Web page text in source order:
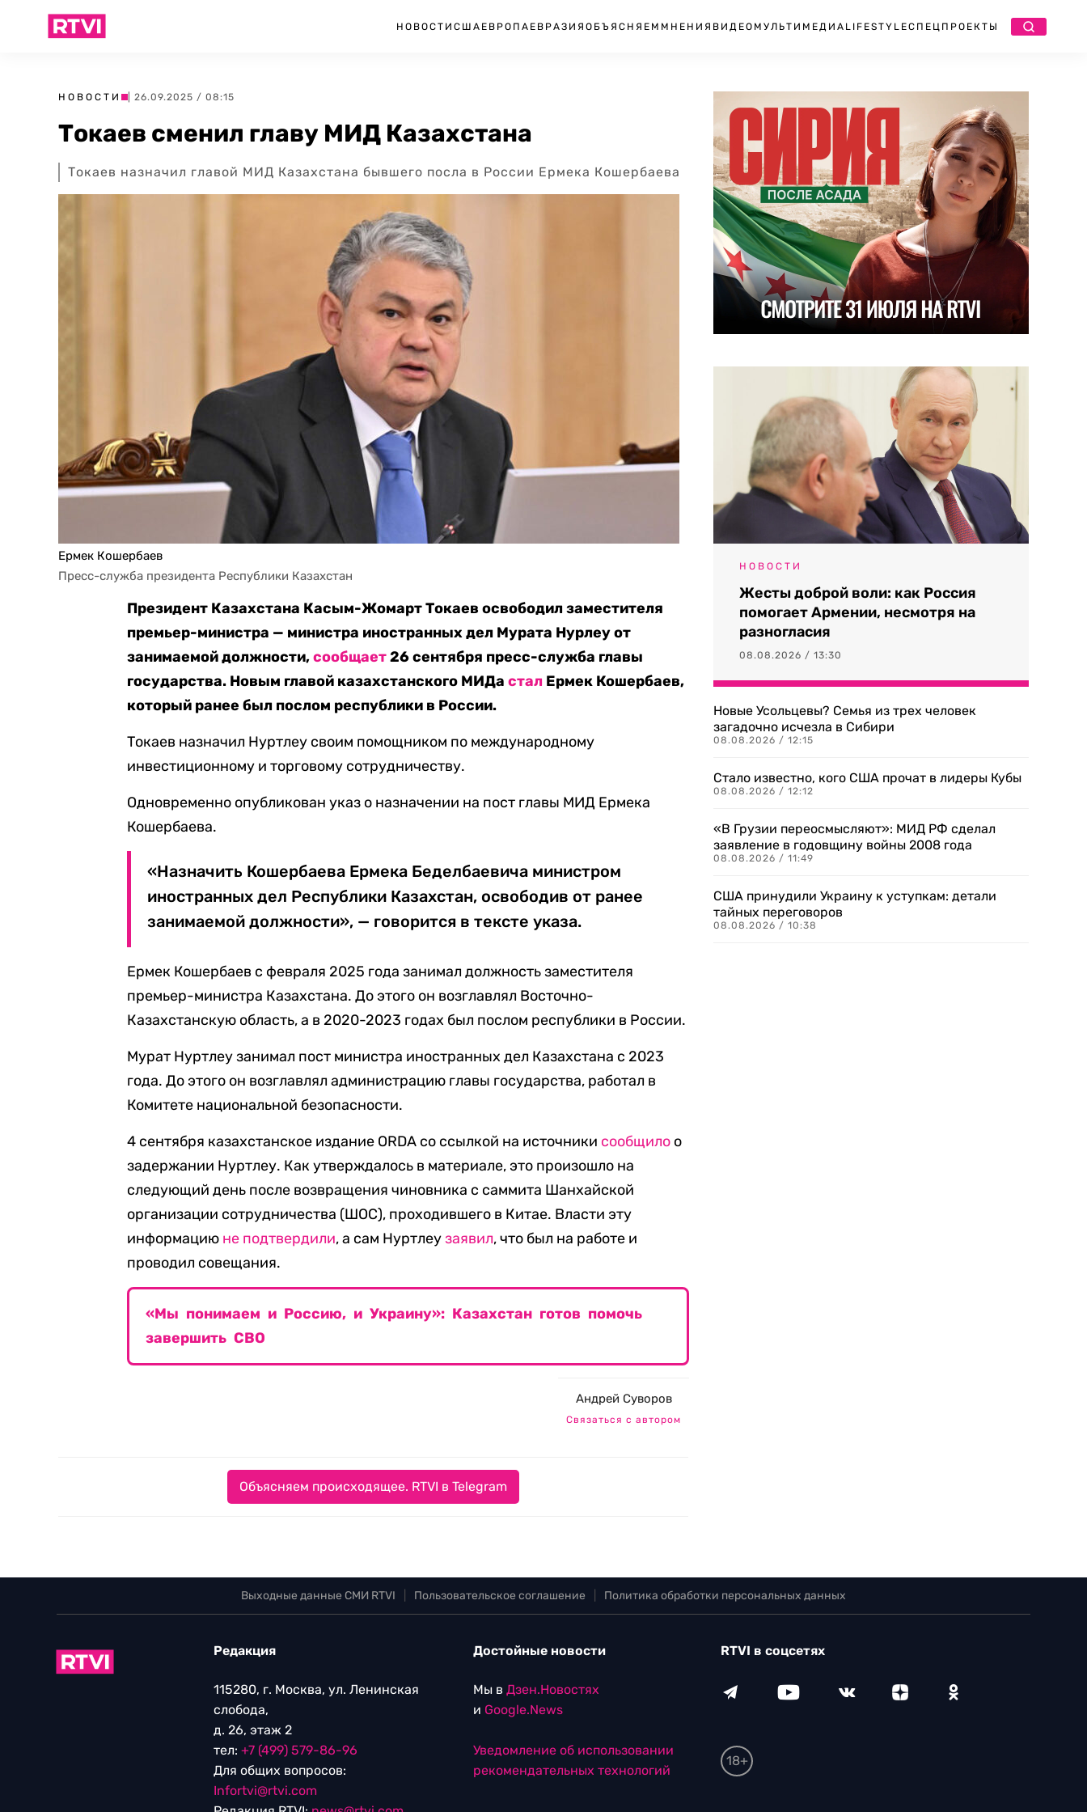
НОВОСТИ США ЕВРОПА ЕВРАЗИЯ ОБЪЯСНЯЕМ МНЕНИЯ ВИДЕО МУЛЬТИМЕДИА LIFESTYLEСПЕЦПРОЕКТЫ
НОВОСТИ | 26.09.2025 / 08:15
Токаев сменил главу МИД Казахстана
Токаев назначил главой МИД Казахстана бывшего посла в России Ермека Кошербаева
Ермек Кошербаев
Пресс-служба президента Республики Казахстан
Президент Казахстана Касым-Жомарт Токаев освободил заместителя
премьер-министра — министра иностранных дел Мурата Нурлеу от
занимаемой должности,сообщает26 сентября пресс-служба главы
государства. Новым главой казахстанского МИДастал Ермек Кошербаев,
который ранее был послом республики в России.
Токаев назначил Нуртлеу своим помощником по международному
инвестиционному и торговому сотрудничеству.
Одновременно опубликован указ о назначении на пост главы МИД Ермека
Кошербаева.
«Назначить Кошербаева Ермека Беделбаевича министром
иностранных дел Республики Казахстан, освободив от ранее
занимаемой должности», — говорится в тексте указа.
Ермек Кошербаев с февраля 2025 года занимал должность заместителя
премьер-министра Казахстана. До этого он возглавлял Восточно-
Казахстанскую область, а в 2020-2023 годах был послом республики в России.
Мурат Нуртлеу занимал пост министра иностранных дел Казахстана с 2023
года. До этого он возглавлял администрацию главы государства, работал в
Комитете национальной безопасности.
4 сентября казахстанское издание ORDA со ссылкой на источники сообщило о
задержании Нуртлеу. Как утверждалось в материале, это произошло на
следующий день после возвращения чиновника с саммита Шанхайской
организации сотрудничества (ШОС), проходившего в Китае. Власти эту
информацию не подтвердили, а сам Нуртлеузаявил, что был на работе и
проводил совещания.
«Мы понимаем и Россию, и Украину»: Казахстан готов помочь
завершить СВО
Андрей Суворов
Связаться с автором
Объясняем происходящее. RTVI в Telegram
НОВОСТИ
Жесты доброй воли: как Россия
помогает Армении, несмотря на
разногласия
08.08.2026 / 13:30
Новые Усольцевы? Семья из трех человек
загадочно исчезла в Сибири
08.08.2026 / 12:15
Стало известно, кого США прочат в лидеры Кубы
08.08.2026 / 12:12
«В Грузии переосмысляют»: МИД РФ сделал
заявление в годовщину войны 2008 года
08.08.2026 / 11:49
США принудили Украину к уступкам: детали
тайных переговоров
08.08.2026 / 10:38
Выходные данные СМИ RTVI Пользовательское соглашение Политика обработки персональных данных
Редакция
115280, г. Москва, ул. Ленинская
слобода,
д. 26, этаж 2
тел: +7 (499) 579-86-96
Для общих вопросов:
Infortvi@rtvi.com
Достойные новости
Мы в Дзен.Новостях
и Google.News
Уведомление об использовании
рекомендательных технологий
RTVI в соцсетях
18+